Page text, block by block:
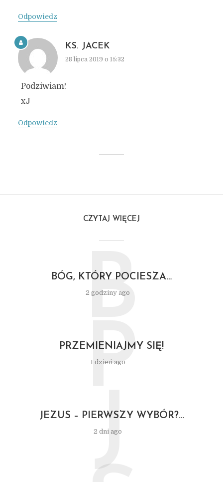
Odpowiedz
KS. JACEK
28 lipca 2019 o 15:32
Podziwiam!
xJ
Odpowiedz
CZYTAJ WIĘCEJ
BÓG, KTÓRY POCIESZA…
2 godziny ago
B
PRZEMIENIAJMY SIĘ!
1 dzień ago
P
JEZUS – PIERWSZY WYBÓR?…
2 dni ago
J